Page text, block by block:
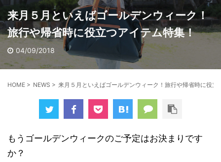
来月５月といえばゴールデンウィーク！
旅行や帰省時に役立つアイテム特集！
04/09/2018
HOME > NEWS > 来月５月といえばゴールデンウィーク！旅行や帰省時に役立
もうゴールデンウィークのご予定はお決まりです
か？